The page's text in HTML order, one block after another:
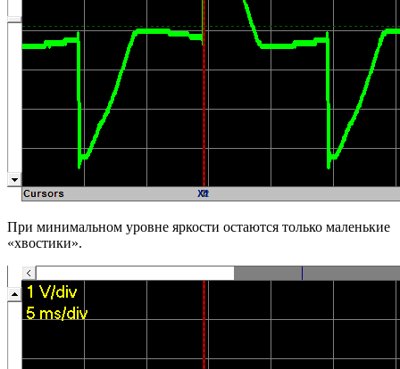
При минимальном уровне яркости остаются только маленькие
«хвостики».